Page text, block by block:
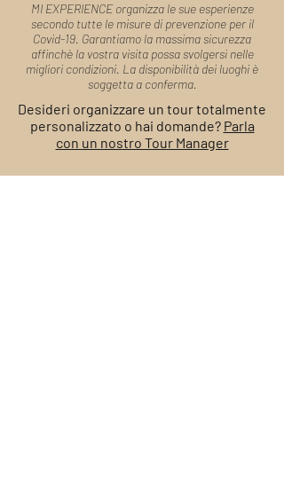
MI EXPERIENCE organizza le sue esperienze
secondo tutte le misure di prevenzione per il
Covid-19. Garantiamo la massima sicurezza
affinchè la vostra visita possa svolgersi nelle
migliori condizioni. La disponibilità dei luoghi è
soggetta a conferma.
Desideri organizzare un tour totalmente
personalizzato o hai domande? Parla
con un nostro Tour Manager